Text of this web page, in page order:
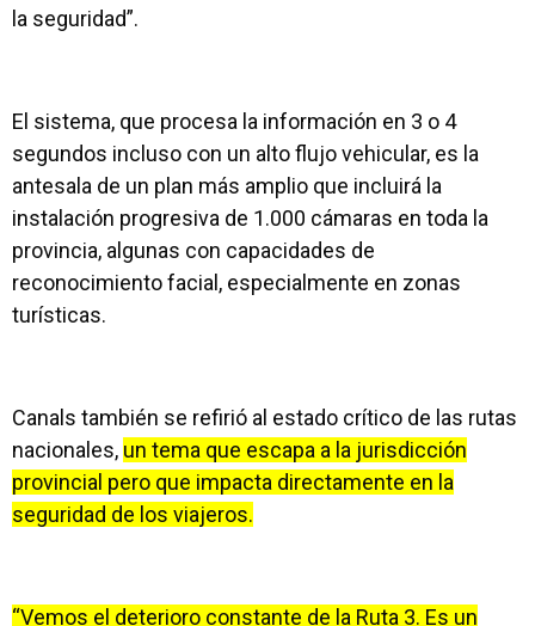
la seguridad”.
El sistema, que procesa la información en 3 o 4
segundos incluso con un alto flujo vehicular, es la
antesala de un plan más amplio que incluirá la
instalación progresiva de 1.000 cámaras en toda la
provincia, algunas con capacidades de
reconocimiento facial, especialmente en zonas
turísticas.
Canals también se refirió al estado crítico de las rutas
nacionales, un tema que escapa a la jurisdicción
provincial pero que impacta directamente en la
seguridad de los viajeros.
“Vemos el deterioro constante de la Ruta 3. Es un